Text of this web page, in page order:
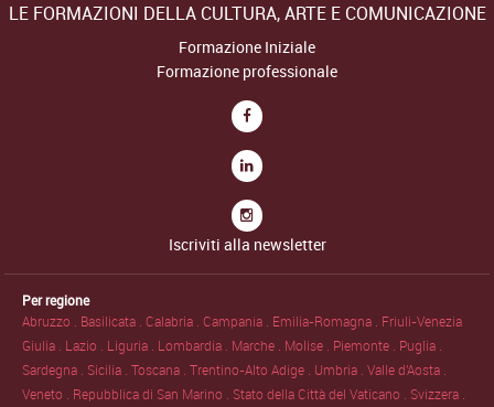
LE FORMAZIONI DELLA CULTURA, ARTE E COMUNICAZIONE
Formazione Iniziale
Formazione professionale
Iscriviti alla newsletter
Per regione
Abruzzo . Basilicata .Calabria .Campania . Emilia-Romagna . Friuli-Venezia
Giulia . Lazio . Liguria . Lombardia . Marche . Molise . Piemonte . Puglia .
Sardegna . Sicilia .Toscana .Trentino-Alto Adige . Umbria .Valle d'Aosta .
Veneto . Repubblica di San Marino . Stato della Città del Vaticano . Svizzera .